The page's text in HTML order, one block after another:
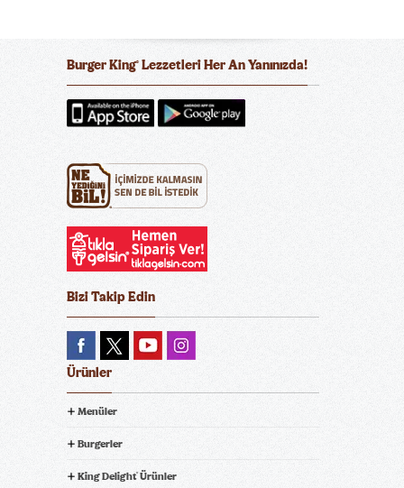
Burger King® Lezzetleri Her An Yanınızda!
Bizi Takip Edin
Ürünler
Menüler
Burgerler
King Delight® Ürünler